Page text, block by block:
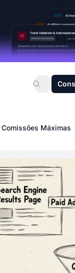
Máximas